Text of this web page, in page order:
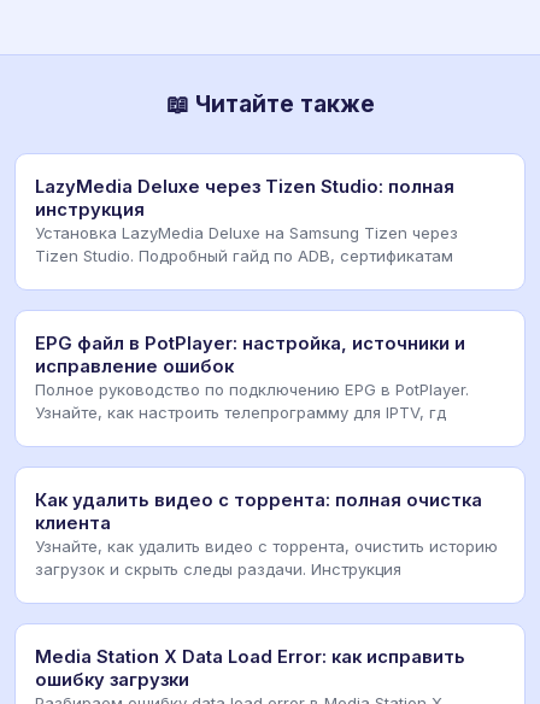
📖 Читайте также
LazyMedia Deluxe через Tizen Studio: полная
инструкция
Установка LazyMedia Deluxe на Samsung Tizen через
Tizen Studio. Подробный гайд по ADB, сертификатам
EPG файл в PotPlayer: настройка, источники и
исправление ошибок
Полное руководство по подключению EPG в PotPlayer.
Узнайте, как настроить телепрограмму для IPTV, гд
Как удалить видео с торрента: полная очистка
клиента
Узнайте, как удалить видео с торрента, очистить историю
загрузок и скрыть следы раздачи. Инструкция
Media Station X Data Load Error: как исправить
ошибку загрузки